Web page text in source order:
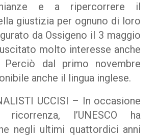
e a ripercorrere il
giustizia per ognuno di loro
da Ossigeno il 3 maggio
molto interesse anche
dal primo novembre
anche il lingua inglese.
UCCISI – In occasione
l’UNESCO ha
negli ultimi quattordici anni